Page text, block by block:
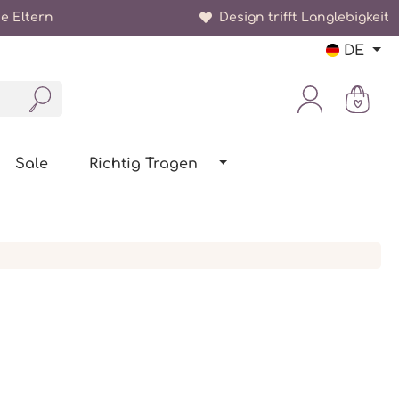
Eltern Design trifft Langlebigkeit
DE
Sale Richtig Tragen